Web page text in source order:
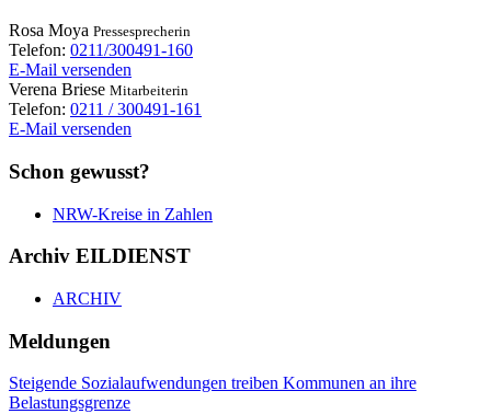
Rosa Moya Pressesprecherin
Telefon: 0211/300491-160
E-Mail versenden
Verena Briese Mitarbeiterin
Telefon: 0211 / 300491-161
E-Mail versenden
Schon gewusst?
NRW-Kreise in Zahlen
Archiv EILDIENST
ARCHIV
Meldungen
Steigende Sozialaufwendungen treiben Kommunen an ihre
Belastungsgrenze